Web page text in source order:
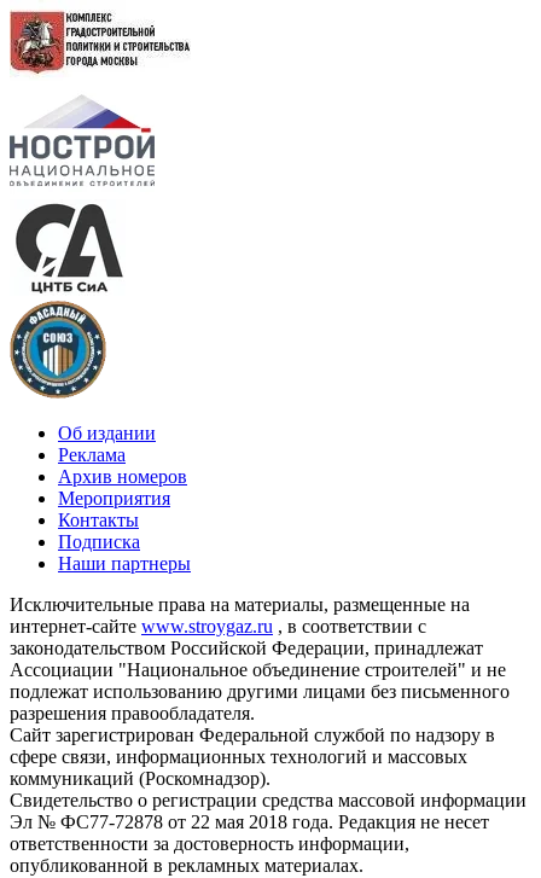
Об издании
Реклама
Архив номеров
Мероприятия
Контакты
Подписка
Наши партнеры
Исключительные права на материалы, размещенные на
интернет-сайте www.stroygaz.ru , в соответствии с
законодательством Российской Федерации, принадлежат
Ассоциации "Национальное объединение строителей" и не
подлежат использованию другими лицами без письменного
разрешения правообладателя.
Сайт зарегистрирован Федеральной службой по надзору в
сфере связи, информационных технологий и массовых
коммуникаций (Роскомнадзор).
Свидетельство о регистрации средства массовой информации
Эл № ФС77-72878 от 22 мая 2018 года. Редакция не несет
ответственности за достоверность информации,
опубликованной в рекламных материалах.